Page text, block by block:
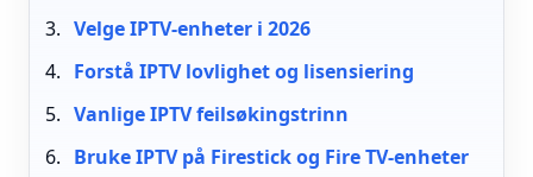
Velge IPTV-enheter i 2026
Forstå IPTV lovlighet og lisensiering
Vanlige IPTV feilsøkingstrinn
Bruke IPTV på Firestick og Fire TV-enheter